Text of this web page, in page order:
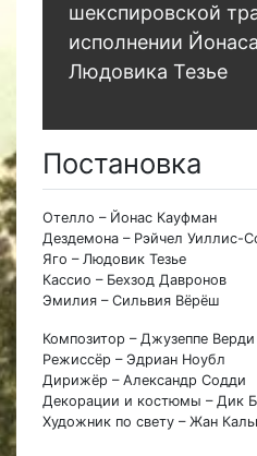
шекспировской
исполнении
Людовика Тезье
Постановка
Отелло – Йонас Кауфман
Дездемона – Рэйчел Уиллис-
Яго – Людовик Тезье
Кассио – Бехзод Давронов
Эмилия – Сильвия Вёрёш
Композитор – Джузеппе Верди
Режиссёр – Эдриан Ноубл
Дирижёр – Александр Содди
Декорации и костюмы – Дик
Художник по свету – Жан